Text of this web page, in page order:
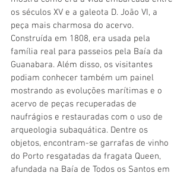
os séculos XV e a galeota D. João VI, a
peça mais charmosa do acervo.
Construída em 1808, era usada pela
família real para passeios pela Baía da
Guanabara. Além disso, os visitantes
podiam conhecer também um painel
mostrando as evoluções marítimas e o
acervo de peças recuperadas de
naufrágios e restauradas com o uso de
arqueologia subaquática. Dentre os
objetos, encontram-se garrafas de vinho
do Porto resgatadas da fragata Queen,
afundada na Baía de Todos os Santos em